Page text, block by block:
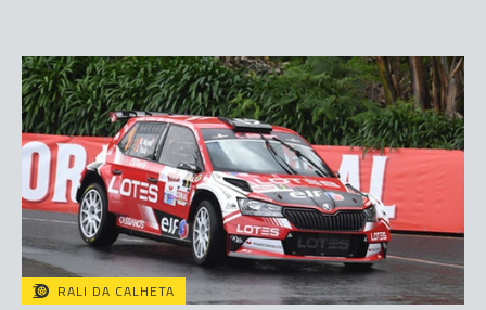
RALI DA CALHETA